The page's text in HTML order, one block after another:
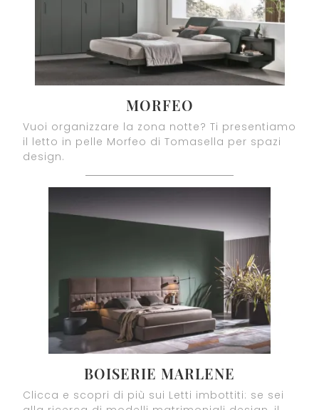
MORFEO
Vuoi organizzare la zona notte? Ti presentiamo
il letto in pelle Morfeo di Tomasella per spazi
design.
BOISERIE MARLENE
Clicca e scopri di più sui Letti imbottiti: se sei